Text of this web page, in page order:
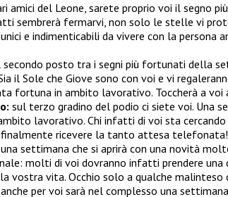
amici del Leone, sarete proprio voi il segno
sembrerà fermarvi, non solo le stelle vi
e indimenticabili da vivere con la persona
secondo posto tra i segni più fortunati della
il Sole che Giove sono con voi e vi
fortuna in ambito lavorativo. Toccherà a voi
sul terzo gradino del podio ci siete voi. Una
lavorativo. Chi infatti di voi sta cercando
ricevere la tanto attesa telefonata!
una settimana che si aprirà con una novità
molti di voi dovranno infatti prendere una
vostra vita. Occhio solo a qualche
anche per voi sarà nel complesso una